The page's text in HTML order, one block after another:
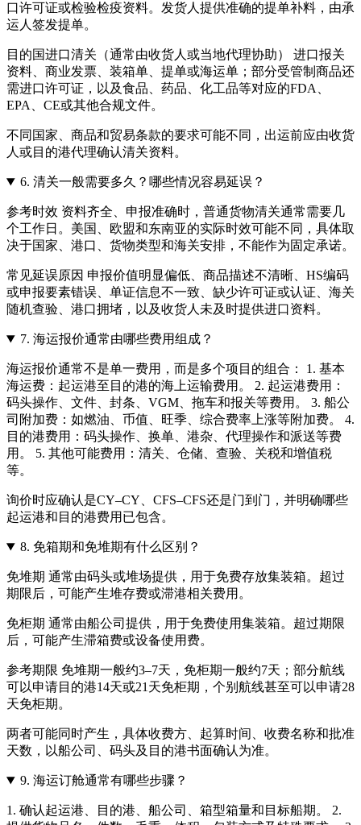
口许可证或检验检疫资料。发货人提供准确的提单补料，由承
运人签发提单。
目的国进口清关（通常由收货人或当地代理协助） 进口报关
资料、商业发票、装箱单、提单或海运单；部分受管制商品还
需进口许可证，以及食品、药品、化工品等对应的FDA、
EPA、CE或其他合规文件。
不同国家、商品和贸易条款的要求可能不同，出运前应由收货
人或目的港代理确认清关资料。
6. 清关一般需要多久？哪些情况容易延误？
参考时效 资料齐全、申报准确时，普通货物清关通常需要几
个工作日。美国、欧盟和东南亚的实际时效可能不同，具体取
决于国家、港口、货物类型和海关安排，不能作为固定承诺。
常见延误原因 申报价值明显偏低、商品描述不清晰、HS编码
或申报要素错误、单证信息不一致、缺少许可证或认证、海关
随机查验、港口拥堵，以及收货人未及时提供进口资料。
7. 海运报价通常由哪些费用组成？
海运报价通常不是单一费用，而是多个项目的组合： 1. 基本
海运费：起运港至目的港的海上运输费用。 2. 起运港费用：
码头操作、文件、封条、VGM、拖车和报关等费用。 3. 船公
司附加费：如燃油、币值、旺季、综合费率上涨等附加费。 4.
目的港费用：码头操作、换单、港杂、代理操作和派送等费
用。 5. 其他可能费用：清关、仓储、查验、关税和增值税
等。
询价时应确认是CY–CY、CFS–CFS还是门到门，并明确哪些
起运港和目的港费用已包含。
8. 免箱期和免堆期有什么区别？
免堆期 通常由码头或堆场提供，用于免费存放集装箱。超过
期限后，可能产生堆存费或滞港相关费用。
免柜期 通常由船公司提供，用于免费使用集装箱。超过期限
后，可能产生滞箱费或设备使用费。
参考期限 免堆期一般约3–7天，免柜期一般约7天；部分航线
可以申请目的港14天或21天免柜期，个别航线甚至可以申请28
天免柜期。
两者可能同时产生，具体收费方、起算时间、收费名称和批准
天数，以船公司、码头及目的港书面确认为准。
9. 海运订舱通常有哪些步骤？
1. 确认起运港、目的港、船公司、箱型箱量和目标船期。 2.